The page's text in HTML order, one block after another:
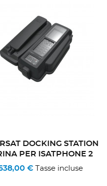
DOCKING STATION
PER ISATPHONE 2
€ Tasse incluse